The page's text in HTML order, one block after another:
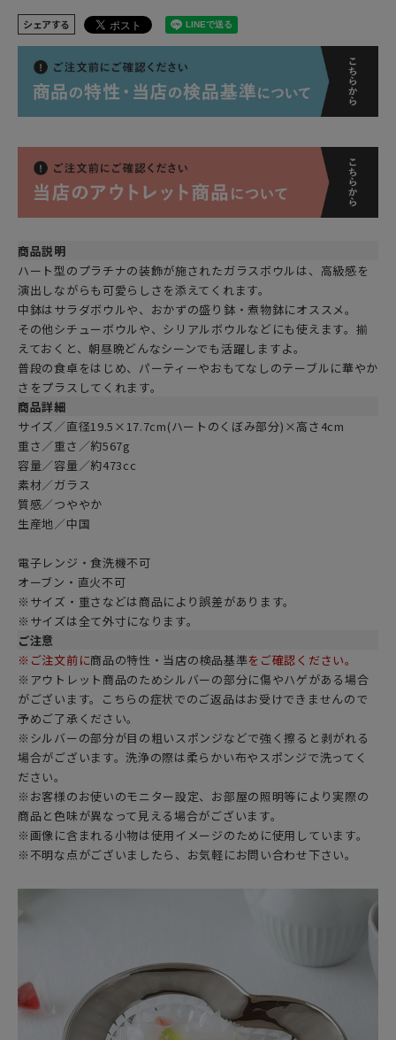
シェアする
商品説明
ハート型のプラチナの装飾が施されたガラスボウルは、高級感を
演出しながらも可愛らしさを添えてくれます。
中鉢はサラダボウルや、おかずの盛り鉢・煮物鉢にオススメ。
その他シチューボウルや、シリアルボウルなどにも使えます。揃
えておくと、朝昼晩どんなシーンでも活躍しますよ。
普段の食卓をはじめ、パーティーやおもてなしのテーブルに華やか
さをプラスしてくれます。
商品詳細
サイズ／直径19.5×17.7cm(ハートのくぼみ部分)×高さ4cm
重さ／重さ／約567g
容量／容量／約473cc
素材／ガラス
質感／つややか
生産地／中国
電子レンジ・食洗機不可
オーブン・直火不可
※サイズ・重さなどは商品により誤差があります。
※サイズは全て外寸になります。
ご注意
※ご注文前に商品の特性・当店の検品基準をご確認ください。
※アウトレット商品のためシルバーの部分に傷やハゲがある場合
がございます。こちらの症状でのご返品はお受けできませんので
予めご了承ください。
※シルバーの部分が目の粗いスポンジなどで強く擦ると剥がれる
場合がございます。洗浄の際は柔らかい布やスポンジで洗ってく
ださい。
※お客様のお使いのモニター設定、お部屋の照明等により実際の
商品と色味が異なって見える場合がございます。
※画像に含まれる小物は使用イメージのために使用しています。
※不明な点がございましたら、お気軽にお問い合わせ下さい。